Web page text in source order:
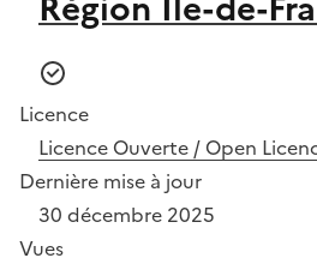
Licence
Licence Ouverte / Open
Dernière mise à jour
30 décembre 2025
Vues